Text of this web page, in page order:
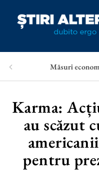
Măsuri
Karma:
au scăzut
pentru